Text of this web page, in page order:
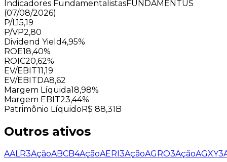
Indicadores FundamentalistasFUNDAMENTUS
(07/08/2026)
P/L15,19
P/VP2,80
Dividend Yield4,95%
ROE18,40%
ROIC20,62%
EV/EBIT11,19
EV/EBITDA8,62
Margem Líquida18,98%
Margem EBIT23,44%
Patrimônio LíquidoR$ 88,31B
Outros ativos
AALR3AçãoABCB4AçãoAERI3AçãoAGRO3AçãoAGXY3